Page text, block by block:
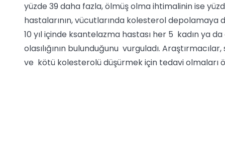
yüzde 39 daha fazla, ölmüş olma ihtimalinin ise
hastalarının, vücutlarında kolesterol
10 yıl içinde ksantelazma hastası her 5 kadın ya
olasılığının bulunduğunu vurguladı.
ve kötü kolesterolü düşürmek için tedavi olmaları